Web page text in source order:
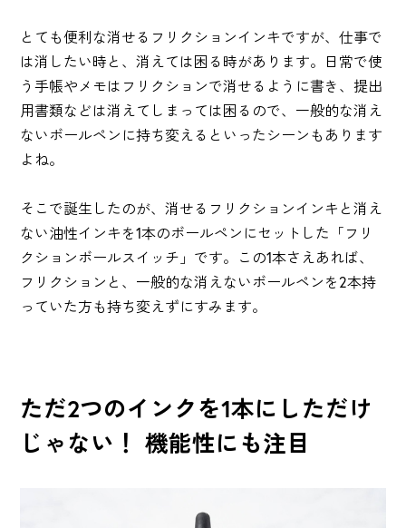
とても便利な消せるフリクションインキですが、仕事で
は消したい時と、消えては困る時があります。日常で使
う手帳やメモはフリクションで消せるように書き、提出
用書類などは消えてしまっては困るので、一般的な消え
ないボールペンに持ち変えるといったシーンもあります
よね。
そこで誕生したのが、消せるフリクションインキと消え
ない油性インキを1本のボールペンにセットした「フリ
クションボールスイッチ」です。この1本さえあれば、
フリクションと、一般的な消えないボールペンを2本持
っていた方も持ち変えずにすみます。
ただ2つのインクを1本にしただけ
じゃない！ 機能性にも注目